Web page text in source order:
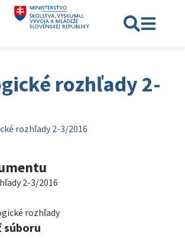
rozhľady 2-
rozhľady 2-3/2016
2-3/2016
rozhľady
súboru